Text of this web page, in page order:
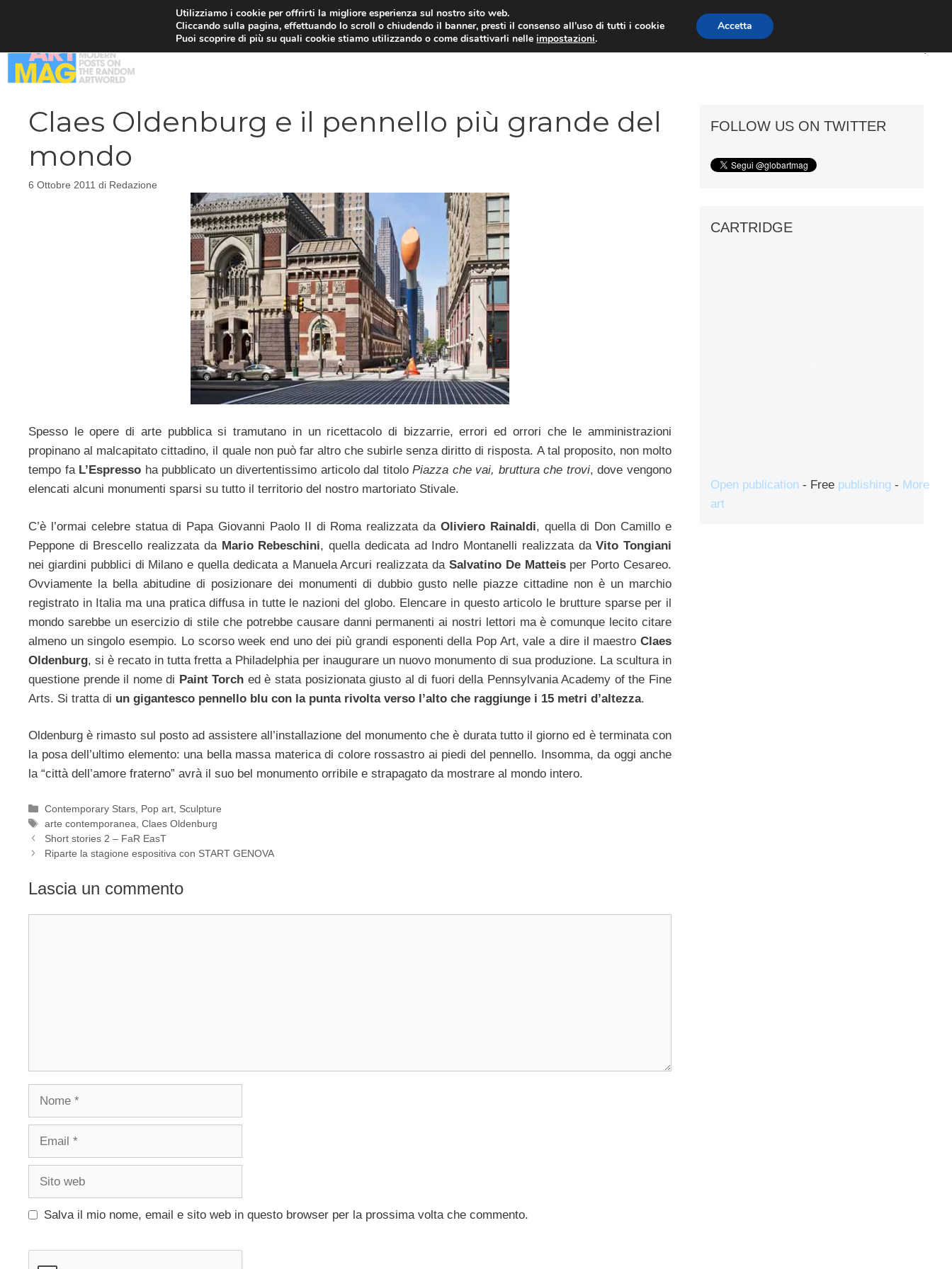
ART GOSSIP FIERE GALLERIE
Claes Oldenburg e il pennello più grande del
mondo
6 Ottobre 2011 di Redazione
Spesso le opere di arte pubblica si tramutano in un ricettacolo di bizzarrie, errori ed orrori che le amministrazioni
propinano al malcapitato cittadino, il quale non può far altro che subirle senza diritto di risposta. A tal proposito, non molto
tempo faL’Espresso ha pubblicato un divertentissimo articolo dal titoloPiazza che vai, bruttura che trovi, dove vengono
elencati alcuni monumenti sparsi su tutto il territorio del nostro martoriato Stivale.
C’è l’ormai celebre statua di Papa Giovanni Paolo II di Roma realizzata da Oliviero Rainaldi, quella di Don Camillo e
Peppone di Brescello realizzata daMario Rebeschini, quella dedicata ad Indro Montanelli realizzata daVito Tongiani
nei giardini pubblici di Milano e quella dedicata a Manuela Arcuri realizzata da Salvatino De Matteisper Porto Cesareo.
Ovviamente la bella abitudine di posizionare dei monumenti di dubbio gusto nelle piazze cittadine non è un marchio
registrato in Italia ma una pratica diffusa in tutte le nazioni del globo. Elencare in questo articolo le brutture sparse per il
mondo sarebbe un esercizio di stile che potrebbe causare danni permanenti ai nostri lettori ma è comunque lecito citare
almeno un singolo esempio. Lo scorso week end uno dei più grandi esponenti della Pop Art, vale a dire il maestro Claes
Oldenburg, si è recato in tutta fretta a Philadelphia per inaugurare un nuovo monumento di sua produzione. La scultura in
questione prende il nome di Paint Torch ed è stata posizionata giusto al di fuori della Pennsylvania Academy of the Fine
Arts. Si tratta di un gigantesco pennello blu con la punta rivolta verso l’alto che raggiunge i 15 metri d’altezza.
Oldenburg è rimasto sul posto ad assistere all’installazione del monumento che è durata tutto il giorno ed è terminata con
la posa dell’ultimo elemento: una bella massa materica di colore rossastro ai piedi del pennello. Insomma, da oggi anche
la “città dell’amore fraterno” avrà il suo bel monumento orribile e strapagato da mostrare al mondo intero.
Categorie
Contemporary Stars Pop art Sculpture
Tag
arte contemporanea ,Claes Oldenburg
Short stories 2 – FaR EasT
Riparte la stagione espositiva con START GENOVA
Lascia un commento
Nome
Email
Sito
Salva il mio nome, email e sito web in questo browser per la prossima volta che commento.
FOLLOW US ON TWITTER
CARTRIDGE
Open publication - Free publishing - More
art
Utilizziamo i cookie per offrirti la migliore esperienza sul nostro sito web.
Cliccando sulla pagina, effettuando lo scroll o chiudendo il banner, presti il consenso all’uso di tutti i cookie
Puoi scoprire di più su quali cookie stiamo utilizzando o come disattivarli nelleimpostazioni.
Accetta